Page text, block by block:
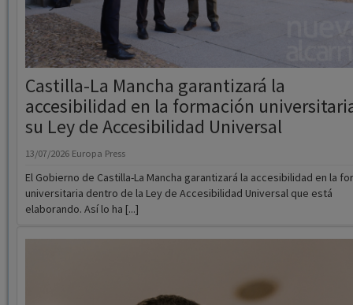
Castilla-La Mancha garantizará la
accesibilidad en la formación
su Ley de Accesibilidad Universal
El Gobierno de Castilla-La Mancha garantizará la accesibilidad en la
universitaria dentro de la Ley de Accesibilidad Universal que está
elaborando. Así lo ha [...]